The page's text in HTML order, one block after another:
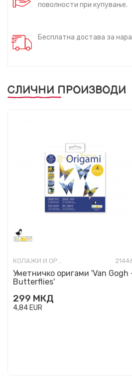
поволности при купување.
Бесплатна достава за
СЛИЧНИ ПРОИЗВОДИ
КОЛАЖИ И ОРИГАМИ
Уметничко оригами 'Van Gogh
Butterflies'
299 МКД
4,84EUR